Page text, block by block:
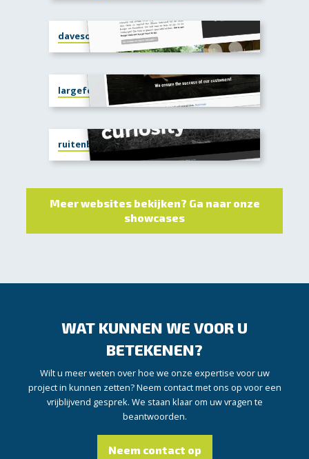
davesoerburger.nl
largefood.com
ruitenberg-basiqs.com
Meer websites bekijken? Ga naar onze
showcases
WAT KUNNEN WE VOOR U
BETEKENEN?
Wilt u meer weten over hoe we onze expertise voor uw
project in kunnen zetten? Neem contact met ons op voor een
vrijblijvend gesprek. We staan klaar om uw vragen te
beantwoorden.
Neem contact op